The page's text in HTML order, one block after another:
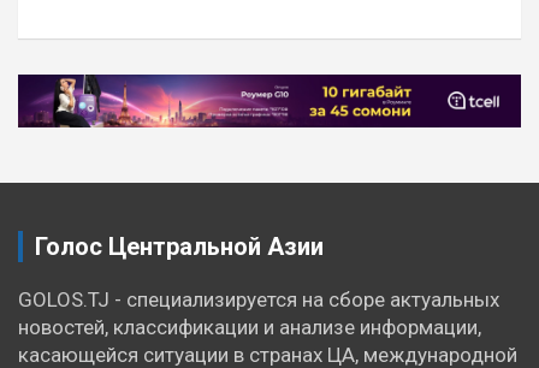
Голос Центральной Азии
GOLOS.TJ - специализируется на сборе актуальных
новостей, классификации и анализе информации,
касающейся ситуации в странах ЦА, международной